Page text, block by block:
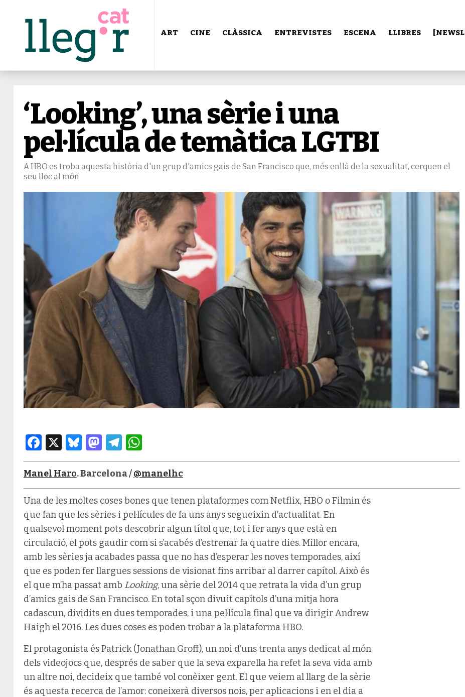
ART CINE CLÀSSICA ENTREVISTES ESCENA LLIBRES
‘Looking’, una sèrie i una
pel·lícula de temàtica LGTBI
A HBO es troba aquesta història d'un grup d'amics gais de San Francisco que, més enllà de la sexualitat, cerquen el
seu lloc al món
Facebook
X Bluesky
Mastodon
Telegram
Manel Haro. Barcelona /@manelhc
Una de les moltes coses bones que tenen plataformes com Netflix, HBO o Filmin és
que fan que les sèries i pel·lícules de fa uns anys segueixin d’actualitat. En
qualsevol moment pots descobrir algun títol que, tot i fer anys que està en
circulació, el pots gaudir com si s’acabés d’estrenar fa quatre dies. Millor encara,
amb les sèries ja acabades passa que no has d’esperar les noves temporades, així
que es poden fer llargues sessions de visionat fins arribar al darrer capítol. Això és
el que m’ha passat amb Looking, una sèrie del 2014 que retrata la vida d’un grup
d’amics gais de San Francisco. En total sçon divuit capítols d’una mitja hora
cadascun, dividits en dues temporades, i una pel·lícula final que va dirigir Andrew
Haigh el 2016. Les dues coses es poden trobar a la plataforma HBO.
El protagonista és Patrick (Jonathan Groff), un noi d’uns trenta anys dedicat al món
dels videojocs que, després de saber que la seva exparella ha refet la seva vida amb
un altre noi, decideix que també vol conèixer gent. El que veiem al llarg de la sèrie
és aquesta recerca de l’amor: coneixerà diversos nois, per aplicacions i en el dia a